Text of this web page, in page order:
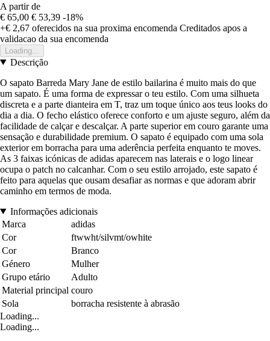
A partir de
€ 65,00 € 53,39 -18%
+€ 2,67 oferecidos na sua proxima encomenda Creditados apos a
validacao da sua encomenda
Loading...
Descrição
O sapato Barreda Mary Jane de estilo bailarina é muito mais do que
um sapato. É uma forma de expressar o teu estilo. Com uma silhueta
discreta e a parte dianteira em T, traz um toque único aos teus looks do
dia a dia. O fecho elástico oferece conforto e um ajuste seguro, além da
facilidade de calçar e descalçar. A parte superior em couro garante uma
sensação e durabilidade premium. O sapato é equipado com uma sola
exterior em borracha para uma aderência perfeita enquanto te moves.
As 3 faixas icónicas de adidas aparecem nas laterais e o logo linear
ocupa o patch no calcanhar. Com o seu estilo arrojado, este sapato é
feito para aquelas que ousam desafiar as normas e que adoram abrir
caminho em termos de moda.
Informações adicionais
Marca
adidas
Cor
ftwwht/silvmt/owhite
Cor
Branco
Género
Mulher
Grupo etário
Adulto
Material principal couro
Sola
borracha resistente à abrasão
Loading...
Loading...